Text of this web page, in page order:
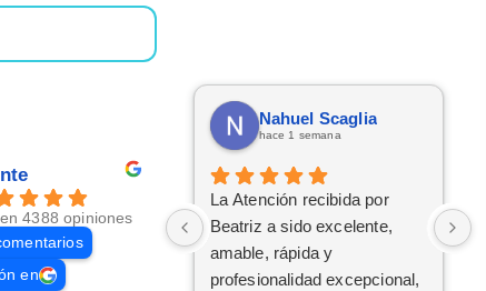
4388 opiniones
en
Nahuel Scaglia
hace 1 semana
La Atención recibida por
Beatriz a sido excelente,
amable, rápida y
profesionalidad excepcional,